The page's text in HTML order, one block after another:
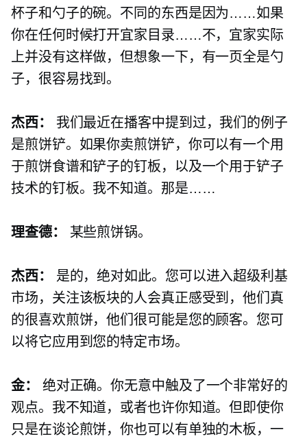
杯子和勺子的碗。不同的东西是因为……如果
你在任何时候打开宜家目录……不，宜家实际
上并没有这样做，但想象一下，有一页全是勺
子，很容易找到。
杰西：
我们最近在播客中提到过，我们的例子
是煎饼铲。如果你卖煎饼铲，你可以有一个用
于煎饼食谱和铲子的钉板，以及一个用于铲子
技术的钉板。我不知道。那是……
理查德： 某些煎饼锅。
杰西：
是的，绝对如此。您可以进入超级利基
市场，关注该板块的人会真正感受到，他们真
的很喜欢煎饼，他们很可能是您的顾客。您可
以将它应用到您的特定市场。
金：
绝对正确。你无意中触及了一个非常好的
观点。我不知道，或者也许你知道。但即使你
只是在谈论煎饼，你也可以有单独的木板，一